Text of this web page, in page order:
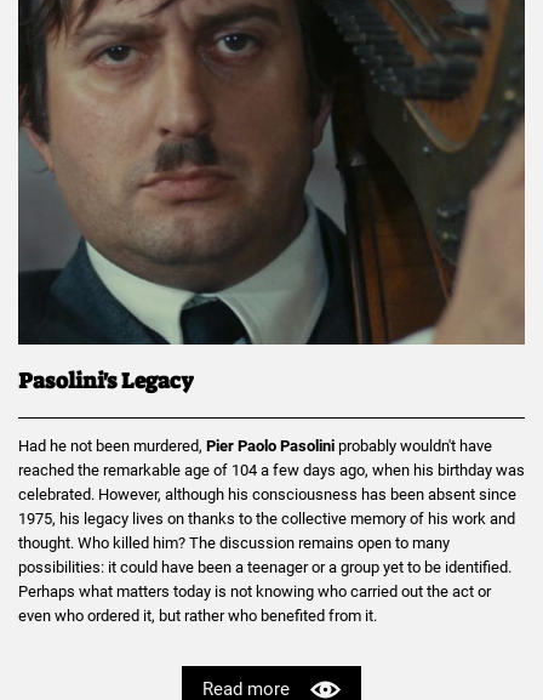
Pasolini's Legacy
Had he not been murdered, Pier Paolo Pasolini probably wouldn't have
reached the remarkable age of 104 a few days ago, when his birthday was
celebrated. However, although his consciousness has been absent since
1975, his legacy lives on thanks to the collective memory of his work and
thought. Who killed him? The discussion remains open to many
possibilities: it could have been a teenager or a group yet to be identified.
Perhaps what matters today is not knowing who carried out the act or
even who ordered it, but rather who benefited from it.
Read more